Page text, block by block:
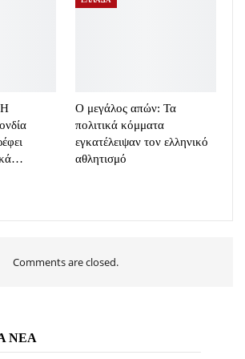
Ο μεγάλος απών: Τα
πολιτικά κόμματα
εγκατέλειψαν τον ελληνικό
αθλητισμό
Comments are closed.
ΝΕΑ